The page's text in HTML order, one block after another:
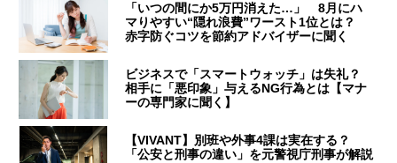
「いつの間にか5万円消えた…」 8月にハ
マりやすい“隠れ浪費”ワースト1位とは？
赤字防ぐコツを節約アドバイザーに聞く
ビジネスで「スマートウォッチ」は失礼？
相手に「悪印象」与えるNG行為とは【マナ
ーの専門家に聞く】
【VIVANT】別班や外事4課は実在する？
「公安と刑事の違い」を元警視庁刑事が解説